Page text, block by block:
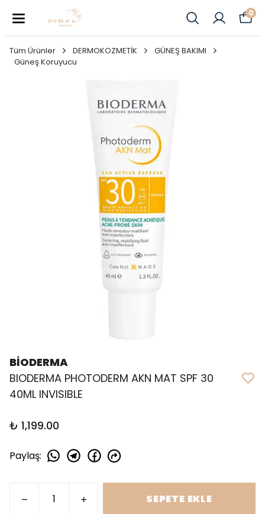
0
Tüm Ürünler DERMOKOZMETİK
GÜNEŞ BAKIMI
Güneş Koruyucu
BİODERMA
BIODERMA PHOTODERM AKN MAT SPF 30
40ML INVISIBLE
₺ 1,199.00
Paylaş:
SEPETE EKLE